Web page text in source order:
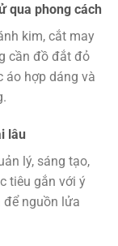
qua phong cách
kim, cắt may
cần đồ đắt đỏ
áo hợp dáng và
lâu
lý, sáng tạo,
tiêu gắn với ý
để nguồn lửa